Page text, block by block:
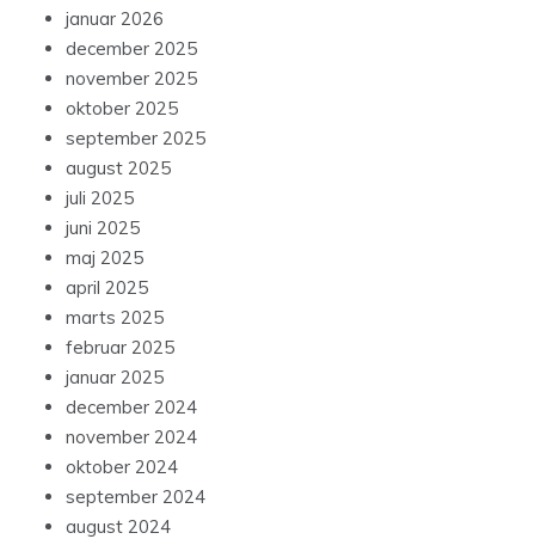
januar 2026
december 2025
november 2025
oktober 2025
september 2025
august 2025
juli 2025
juni 2025
maj 2025
april 2025
marts 2025
februar 2025
januar 2025
december 2024
november 2024
oktober 2024
september 2024
august 2024